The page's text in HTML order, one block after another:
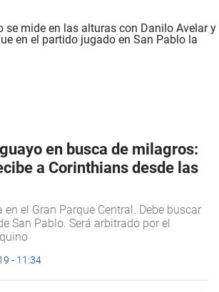
en busca de milagros:
a Corinthians desde las
en el Gran Parque Central. Debe buscar
San Pablo. Será arbitrado por el
- 11:34